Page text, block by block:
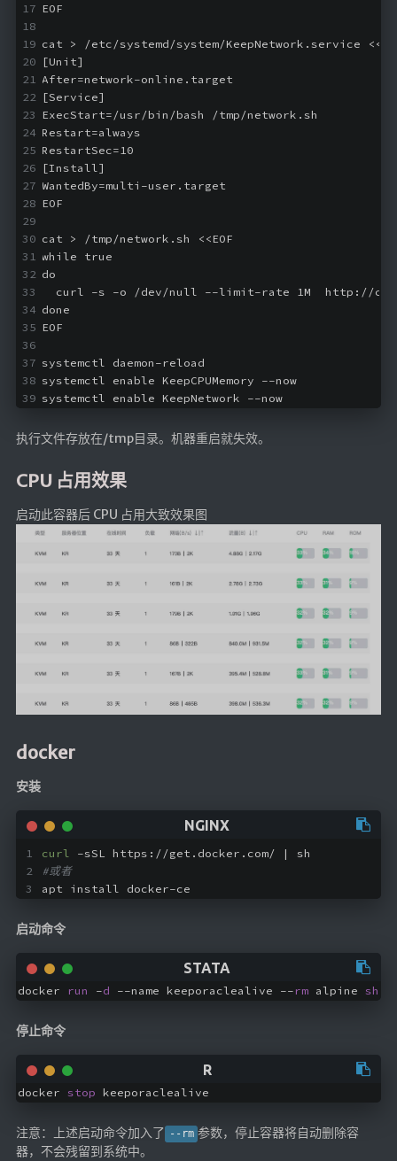
EOF
cat > /etc/systemd/system/KeepNetwork.service
[Unit]
After=network-online.target
[Service]
ExecStart=/usr/bin/bash /tmp/network.sh
Restart=always
RestartSec=10
[Install]
WantedBy=multi-user.target
EOF
cat > /tmp/network.sh <<EOF
while true
do
curl -s -o /dev/null --limit-rate 1M  http://
done
EOF
systemctl daemon-reload
systemctl enable KeepCPUMemory --now
systemctl enable KeepNetwork --now
执行文件存放在/tmp目录。机器重启就失效。
CPU 占用效果
启动此容器后 CPU 占用大致效果图
docker
安装
curl
-sSL https://get.docker.com/ | sh
#或者
apt install docker-ce
启动命令
docker run -d --name keeporaclealive --rm alpine sh
停止命令
docker stop
注意：上述启动命令加入了 --rm 参数，停止容器将自动删除容
器，不会残留到系统中。
音乐播放下载
音乐下载备用一
音乐下载备用二
音乐下载备用三
Beats Per Minute
📕学习
Markdown学习
LaTeX公式编辑器
乐理学习
Web 技术教程
ffmpeg学习
VIP资源下载
字帖生成
全历史
发现中国
世界货币
土木类资源下载
文件传输
文件传输 自建
个人网盘
家庭网盘